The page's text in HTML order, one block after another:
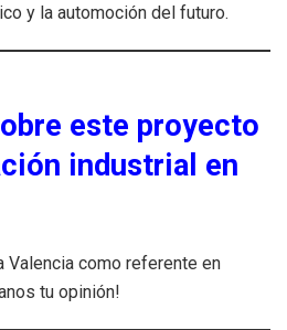
y la automoción del futuro.
este proyecto
industrial en
Valencia como referente en
tu opinión!